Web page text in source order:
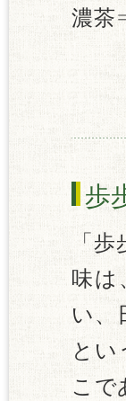
濃茶
歩
「
味は
い、
とい
こで